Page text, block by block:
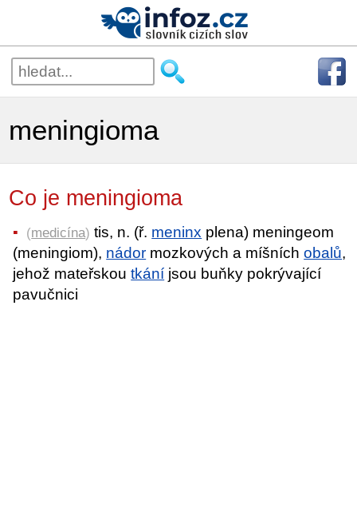
meningioma
Co je meningioma
(medicína) tis, n. (ř. meninx plena) meningeom
(meningiom), nádor mozkových a míšníchobalů,
jehož mateřskoutkání jsou buňky pokrývající
pavučnici